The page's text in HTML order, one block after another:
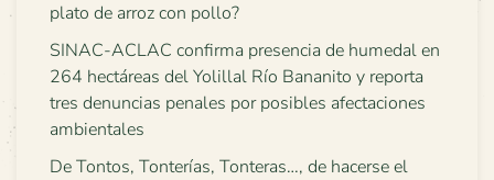
plato de arroz con pollo?
SINAC-ACLAC confirma presencia de humedal en
264 hectáreas del Yolillal Río Bananito y reporta
tres denuncias penales por posibles afectaciones
ambientales
De Tontos, Tonterías, Tonteras…, de hacerse el